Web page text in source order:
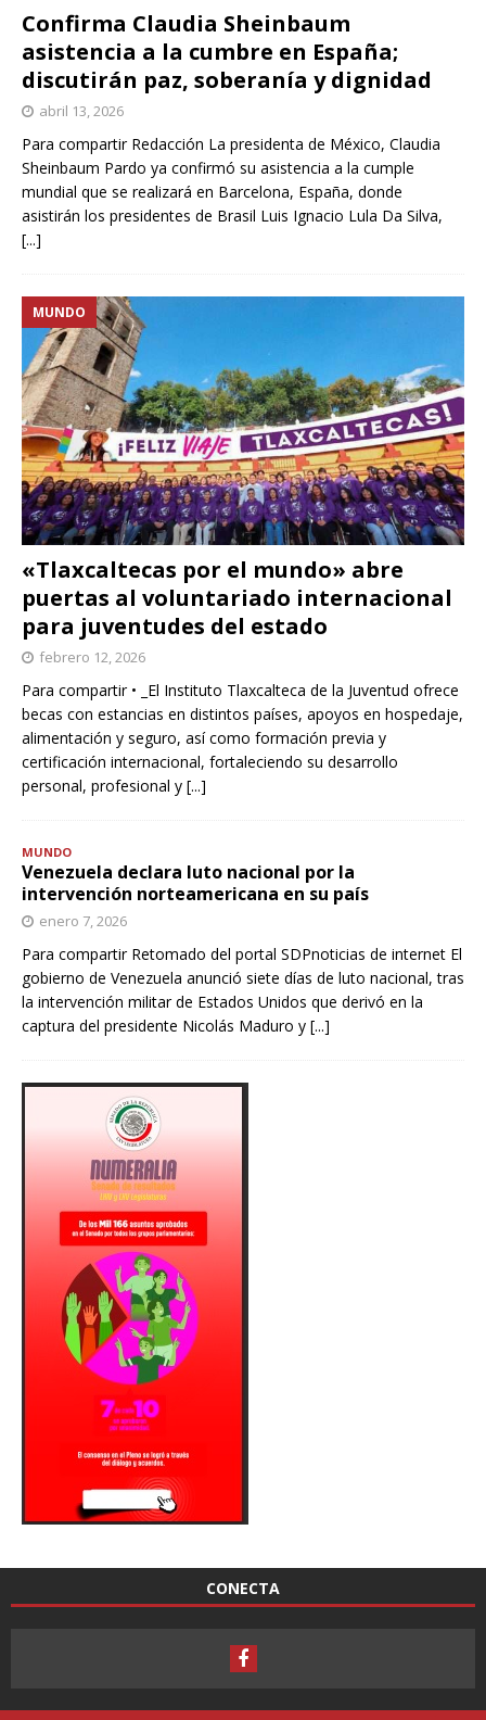
Confirma Claudia Sheinbaum
asistencia a la cumbre en España;
discutirán paz, soberanía y dignidad
abril 13, 2026
Para compartir Redacción La presidenta de México, Claudia
Sheinbaum Pardo ya confirmó su asistencia a la cumple
mundial que se realizará en Barcelona, España, donde
asistirán los presidentes de Brasil Luis Ignacio Lula Da Silva,
[...]
«Tlaxcaltecas por el mundo» abre
puertas al voluntariado internacional
para juventudes del estado
MUNDO
febrero 12, 2026
Para compartir • _El Instituto Tlaxcalteca de la Juventud ofrece
becas con estancias en distintos países, apoyos en hospedaje,
alimentación y seguro, así como formación previa y
certificación internacional, fortaleciendo su desarrollo
personal, profesional y [...]
MUNDO
Venezuela declara luto nacional por la
intervención norteamericana en su país
enero 7, 2026
Para compartir Retomado del portal SDPnoticias de internet El
gobierno de Venezuela anunció siete días de luto nacional, tras
la intervención militar de Estados Unidos que derivó en la
captura del presidente Nicolás Maduro y [...]
CONECTA